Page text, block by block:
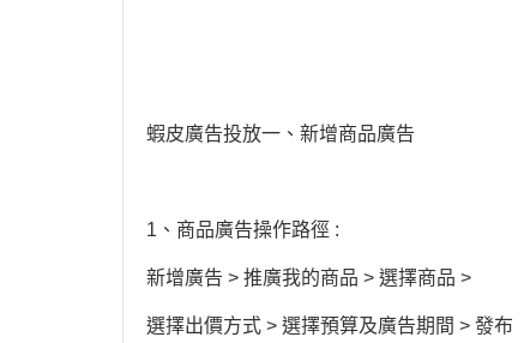
蝦皮廣告投放一、新增商品廣告
1、商品廣告操作路徑 :
新增廣告 > 推廣我的商品 > 選擇商品 >
選擇出價方式 > 選擇預算及廣告期間 > 發布